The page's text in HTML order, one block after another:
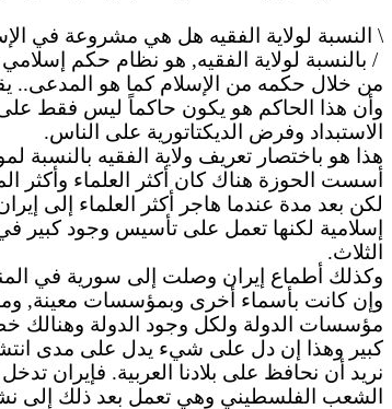
\ النسبة لولاية الفقيه هل هي مشروعة في
/ بالنسبة لولاية الفقيه, هو نظام حكم
من خلال حكمه من الإسلام كما هو المدعى..
وأن هذا الحاكم هو يكون حاكماً ليس فقط على
الاستبداد وفرض الديكتاتورية على الناس.
هذا هو باختصار تعريف ولاية الفقيه
أسست الحوزة هناك كان أكثر العلماء وأكثر
لكن بعد مدة عندما هاجر أكثر العلماء إلى
إسلامية لكنها تعمل على تأسيس وجود كبير
الثلاث.
وكذلك أطماع إيران وصلت إلى سورية في
وإن كانت بأسماء أخرى وبمؤسسات معينة, وما
مؤسسات الدولة ولكل وجود الدولة وهنالك
كبير وهذا إن دل على شيء يدل على مدى انتشار
نريد أن نحافظ على بلادنا العربية. فإيران
الشعب الفلسطيني وهي تعمل بعد ذلك إلى